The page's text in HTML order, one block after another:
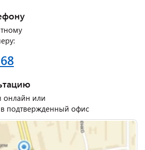
онлайн или
подтвержденный офис